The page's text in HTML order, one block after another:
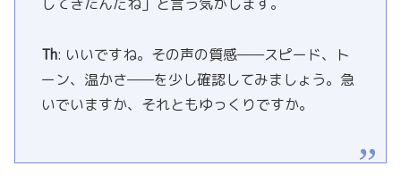
Th: いいですね。その声の質感——スピード、ト
ーン、温かさ——を少し確認してみましょう。急
いでいますか、それともゆっくりですか。